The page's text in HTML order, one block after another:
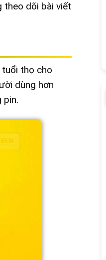
theo dõi bài viết
thọ cho
dùng hơn
pin.